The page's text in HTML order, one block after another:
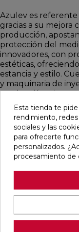
Azulev es
gracias a su mejora
producción,
protección del
innovadores, con
estéticas,
estancia y estilo.
y maquinaria de
producción e
líder en sector.
Azulev
Esta tienda te
rendimiento, redes
sociales y las
para ofrecerte
personalizados.
procesamiento de